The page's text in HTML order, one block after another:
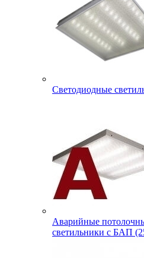
Светодиодные
Аварийные
светильники с БАП